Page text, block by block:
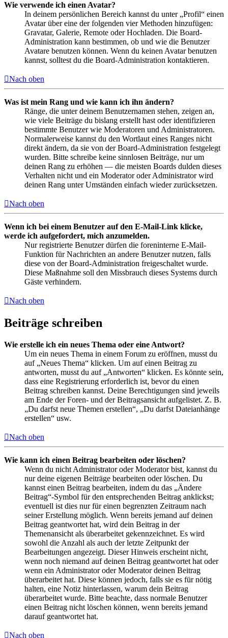
Wie verwende ich einen Avatar?
In deinem persönlichen Bereich kannst du unter „Profil“ einen
Avatar über eine der folgenden vier Methoden hinzufügen:
Gravatar, Galerie, Remote oder Hochladen. Die Board-
Administration kann bestimmen, ob und wie die Benutzer
Avatare benutzen können. Wenn du keinen Avatar benutzen
kannst, solltest du die Board-Administration kontaktieren.
Nach oben
Was ist mein Rang und wie kann ich ihn ändern?
Ränge, die unter deinem Benutzernamen stehen, zeigen an,
wie viele Beiträge du bislang erstellt hast oder identifizieren
bestimmte Benutzer wie Moderatoren und Administratoren.
Normalerweise kannst du den Wortlaut eines Ranges nicht
direkt ändern, da sie von der Board-Administration festgelegt
wurden. Bitte schreibe keine sinnlosen Beiträge, nur um
deinen Rang zu erhöhen — die meisten Boards dulden dieses
Verhalten nicht und ein Moderator oder Administrator wird
deinen Rang unter Umständen einfach wieder zurücksetzen.
Nach oben
Wenn ich bei einem Benutzer auf den E-Mail-Link klicke,
werde ich aufgefordert, mich anzumelden.
Nur registrierte Benutzer dürfen die foreninterne E-Mail-
Funktion für Nachrichten an andere Benutzer nutzen, falls
diese von der Board-Administration freigeschaltet wurde.
Diese Maßnahme soll den Missbrauch dieses Systems durch
Gäste verhindern.
Nach oben
Beiträge schreiben
Wie erstelle ich ein neues Thema oder eine Antwort?
Um ein neues Thema in einem Forum zu eröffnen, musst du
auf „Neues Thema“ klicken. Um auf einen Beitrag zu
antworten, musst du auf „Antworten“ klicken. Es könnte sein,
dass eine Registrierung erforderlich ist, bevor du einen
Beitrag schreiben kannst. Deine Berechtigungen sind jeweils
am Ende der Foren- und der Beitragsansicht aufgelistet. Z. B.
„Du darfst neue Themen erstellen“, „Du darfst Dateianhänge
erstellen“ usw.
Nach oben
Wie kann ich einen Beitrag bearbeiten oder löschen?
Wenn du nicht Administrator oder Moderator bist, kannst du
nur deine eigenen Beiträge bearbeiten oder löschen. Du
kannst einen Beitrag bearbeiten, indem du das „Ändere
Beitrag“-Symbol für den entsprechenden Beitrag anklickst;
eventuell ist dies nur für einen begrenzten Zeitraum nach
seiner Erstellung möglich. Wenn bereits jemand auf deinen
Beitrag geantwortet hat, wird dein Beitrag in der
Themenansicht als überarbeitet gekennzeichnet. Es wird
sowohl die Anzahl als auch der letzte Zeitpunkt der
Bearbeitungen angezeigt. Dieser Hinweis erscheint nicht,
wenn noch niemand auf deinen Beitrag geantwortet hat oder
wenn ein Administrator oder Moderator deinen Beitrag
überarbeitet hat. Diese können jedoch, falls sie es für nötig
halten, eine Notiz hinterlassen, warum dein Beitrag
überarbeitet wurde. Bitte beachte, dass normale Benutzer
einen Beitrag nicht löschen können, wenn bereits jemand
darauf geantwortet hat.
Nach oben